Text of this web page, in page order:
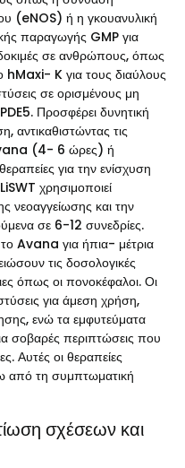
(eNOS) ή η γκουανυλική
παραγωγής GMP για
σε ανθρώπους, όπως
hMaxi- K για τους διαύλους
σε ορισμένους μη
Προσφέρει δυνητική
αντικαθιστώντας τις
(4- 6 ώρες) ή
για την ενίσχυση
χρησιμοποιεί
νεοαγγείωσης και την
σε 6-12 συνεδρίες.
Avana για ήπια- μέτρια
τις δοσολογικές
όπως οι πονοκέφαλοι. Οι
για άμεση χρήση,
ενώ τα εμφυτεύματα
σοβαρές περιπτώσεις που
Αυτές οι θεραπείες
από τη συμπτωματική
σχέσεων και